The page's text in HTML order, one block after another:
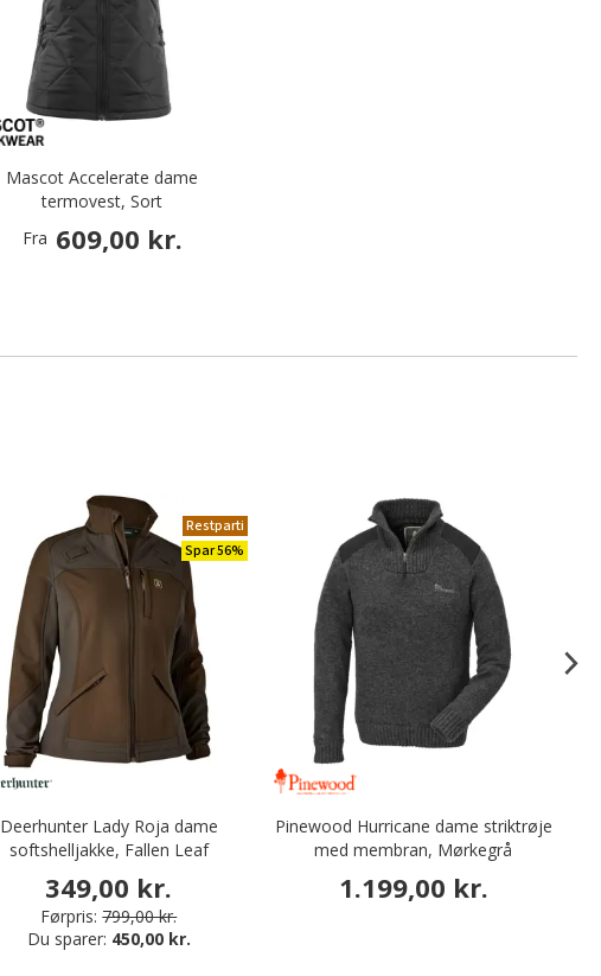
Mascot Accelerate dame
termovest, Sort
Fra 609,00 kr.
Restparti
Spar 56%
Deerhunter Lady Roja dame
softshelljakke, Fallen Leaf
349,00 kr.
Førpris: 799,00 kr.
Du sparer: 450,00 kr.
Pinewood Hurricane dame striktrøje
med membran, Mørkegrå
1.199,00 kr.